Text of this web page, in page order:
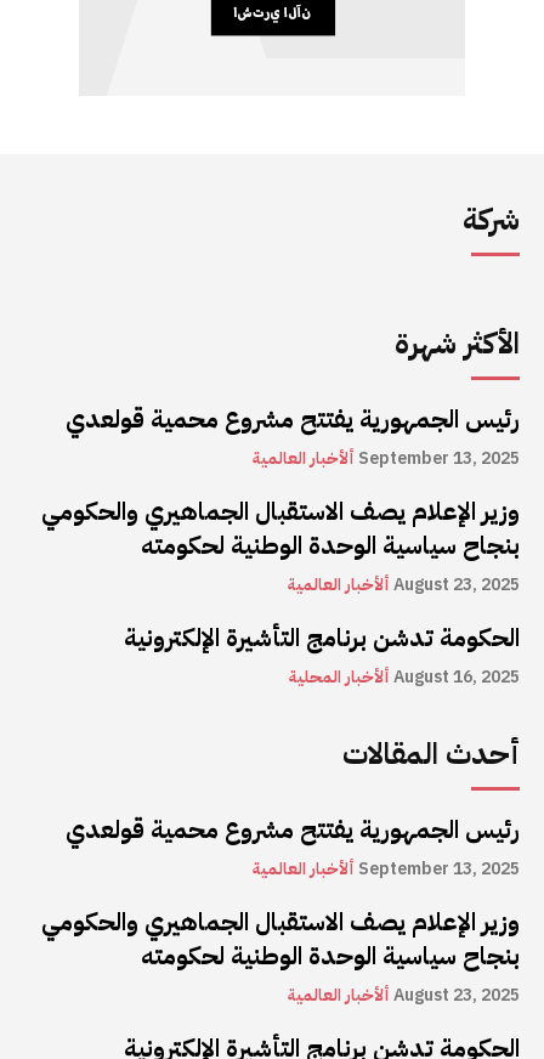
شركة
الأكثر شهرة
رئيس الجمهورية يفتتح مشروع محمية قولعدي
ألأخبار العالمية September 13, 2025
وزير الإعلام يصف الاستقبال الجماهيري والحكومي
بنجاح سياسية الوحدة الوطنية لحكومته
ألأخبار العالميةAugust 23, 2025
الحكومة تدشن برنامج التأشيرة الإلكترونية
ألأخبار المحليةAugust 16, 2025
أحدث المقالات
رئيس الجمهورية يفتتح مشروع محمية قولعدي
ألأخبار العالمية September 13, 2025
وزير الإعلام يصف الاستقبال الجماهيري والحكومي
بنجاح سياسية الوحدة الوطنية لحكومته
ألأخبار العالميةAugust 23, 2025
الحكومة تدشن برنامج التأشيرة الإلكترونية